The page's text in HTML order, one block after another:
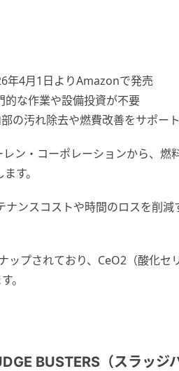
年4月1日よりAmazonで発売
的な作業や設備投資が不要
の汚れ除去や燃費改善をサポート
ン・コーポレーションから、燃
す。
ンスコストや時間のロスを削減
プされており、CeO2（酸化セ
。
BUSTERS（スラッジ